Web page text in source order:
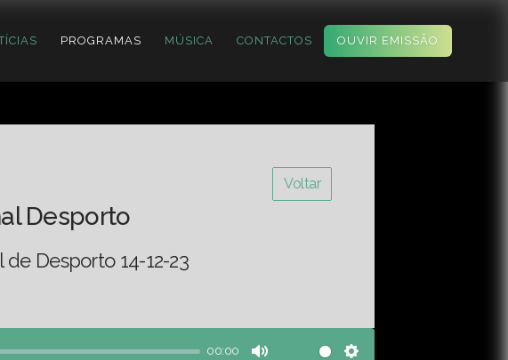
PROGRAMAS MÚSICA CONTACTOS OUVIR EMISSÃO
Voltar
Desporto
de Desporto 14-12-23
00:00